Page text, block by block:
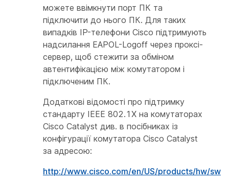
можете ввімкнути порт ПК та
підключити до нього ПК. Для таких
випадків IP-телефони Cisco підтримують
надсилання EAPOL-Logoff через проксі-
сервер, щоб стежити за обміном
автентифікацією між комутатором і
підключеним ПК.
Додаткові відомості про підтримку
стандарту IEEE 802.1X на комутаторах
Cisco Catalyst див. в посібниках із
конфігурації комутатора Cisco Catalyst
за адресою:
http://www.cisco.com/en/US/products/hw/